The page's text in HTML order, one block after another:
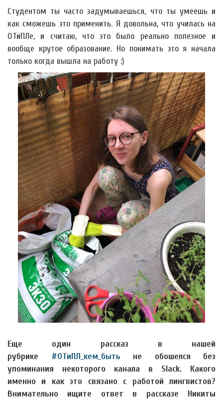
Студентом ты часто задумываешься, что ты умеешь и
как сможешь это применить. Я довольна, что училась на
ОТиПЛе, и считаю, что это было реально полезное и
вообще крутое образование. Но понимать это я начала
только когда вышла на работу :)
Еще один рассказ в нашей
рубрике #ОТиПЛ_кем_быть не обошелся без
упоминания некоторого канала в Slack. Какого
именно и как это связано с работой лингвистов?
Внимательно ищите ответ в рассказе Никиты